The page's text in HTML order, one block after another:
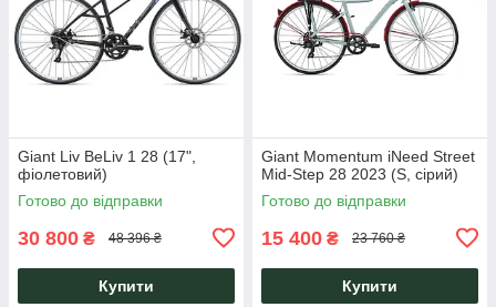
Giant Liv BeLiv 1 28 (17",
фіолетовий)
Готово до відправки
30 800 ₴ 48 396 ₴
Купити
Giant Momentum iNeed Street
Mid-Step 28 2023 (S, сірий)
Готово до відправки
15 400 ₴ 23 760 ₴
Купити